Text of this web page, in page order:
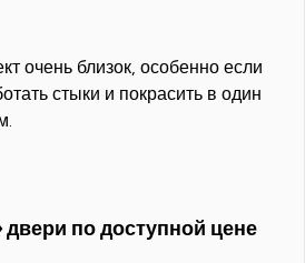
очень близок, особенно если
стыки и покрасить в один
двери по доступной цене